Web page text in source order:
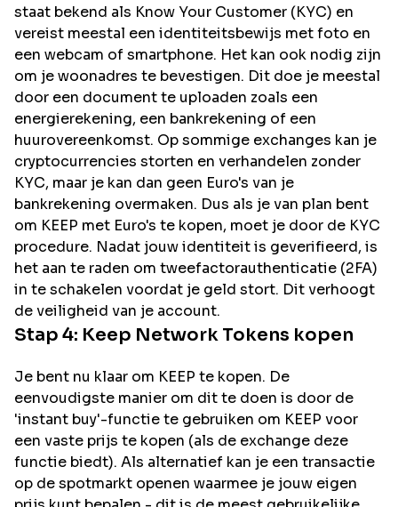
staat bekend als Know Your Customer (KYC) en
vereist meestal een identiteitsbewijs met foto en
een webcam of smartphone. Het kan ook nodig zijn
om je woonadres te bevestigen. Dit doe je meestal
door een document te uploaden zoals een
energierekening, een bankrekening of een
huurovereenkomst. Op sommige exchanges kan je
cryptocurrencies storten en verhandelen zonder
KYC, maar je kan dan geen Euro's van je
bankrekening overmaken. Dus als je van plan bent
om KEEP met Euro's te kopen, moet je door de KYC
procedure. Nadat jouw identiteit is geverifieerd, is
het aan te raden om tweefactorauthenticatie (2FA)
in te schakelen voordat je geld stort. Dit verhoogt
de veiligheid van je account.
Stap 4: Keep Network Tokens kopen
Je bent nu klaar om KEEP te kopen. De
eenvoudigste manier om dit te doen is door de
'instant buy'-functie te gebruiken om KEEP voor
een vaste prijs te kopen (als de exchange deze
functie biedt). Als alternatief kan je een transactie
op de spotmarkt openen waarmee je jouw eigen